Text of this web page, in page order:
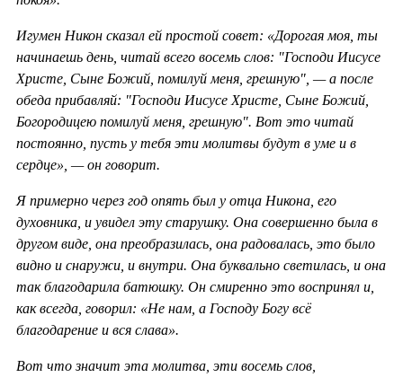
Игумен Никон сказал ей простой совет: «Дорогая моя, ты
начинаешь день, читай всего восемь слов: "Господи Иисусе
Христе, Сыне Божий, помилуй меня, грешную", — а после
обеда прибавляй: "Господи Иисусе Христе, Сыне Божий,
Богородицею помилуй меня, грешную". Вот это читай
постоянно, пусть у тебя эти молитвы будут в уме и в
сердце», — он говорит.
Я примерно через год опять был у отца Никона, его
духовника, и увидел эту старушку. Она совершенно была в
другом виде, она преобразилась, она радовалась, это было
видно и снаружи, и внутри. Она буквально светилась, и она
так благодарила батюшку. Он смиренно это воспринял и,
как всегда, говорил: «Не нам, а Господу Богу всё
благодарение и вся слава».
Вот что значит эта молитва, эти восемь слов,